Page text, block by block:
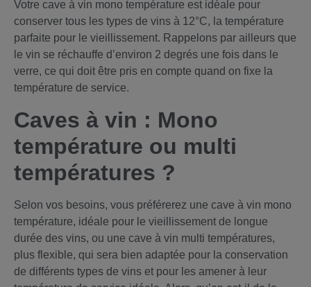
Votre cave à vin mono température est idéale pour
conserver tous les types de vins à 12°C, la température
parfaite pour le vieillissement. Rappelons par ailleurs que
le vin se réchauffe d’environ 2 degrés une fois dans le
verre, ce qui doit être pris en compte quand on fixe la
température de service.
Caves à vin : Mono
température ou multi
températures ?
Selon vos besoins, vous préférerez une cave à vin mono
température, idéale pour le vieillissement de longue
durée des vins, ou une cave à vin multi températures,
plus flexible, qui sera bien adaptée pour la conservation
de différents types de vins et pour les amener à leur